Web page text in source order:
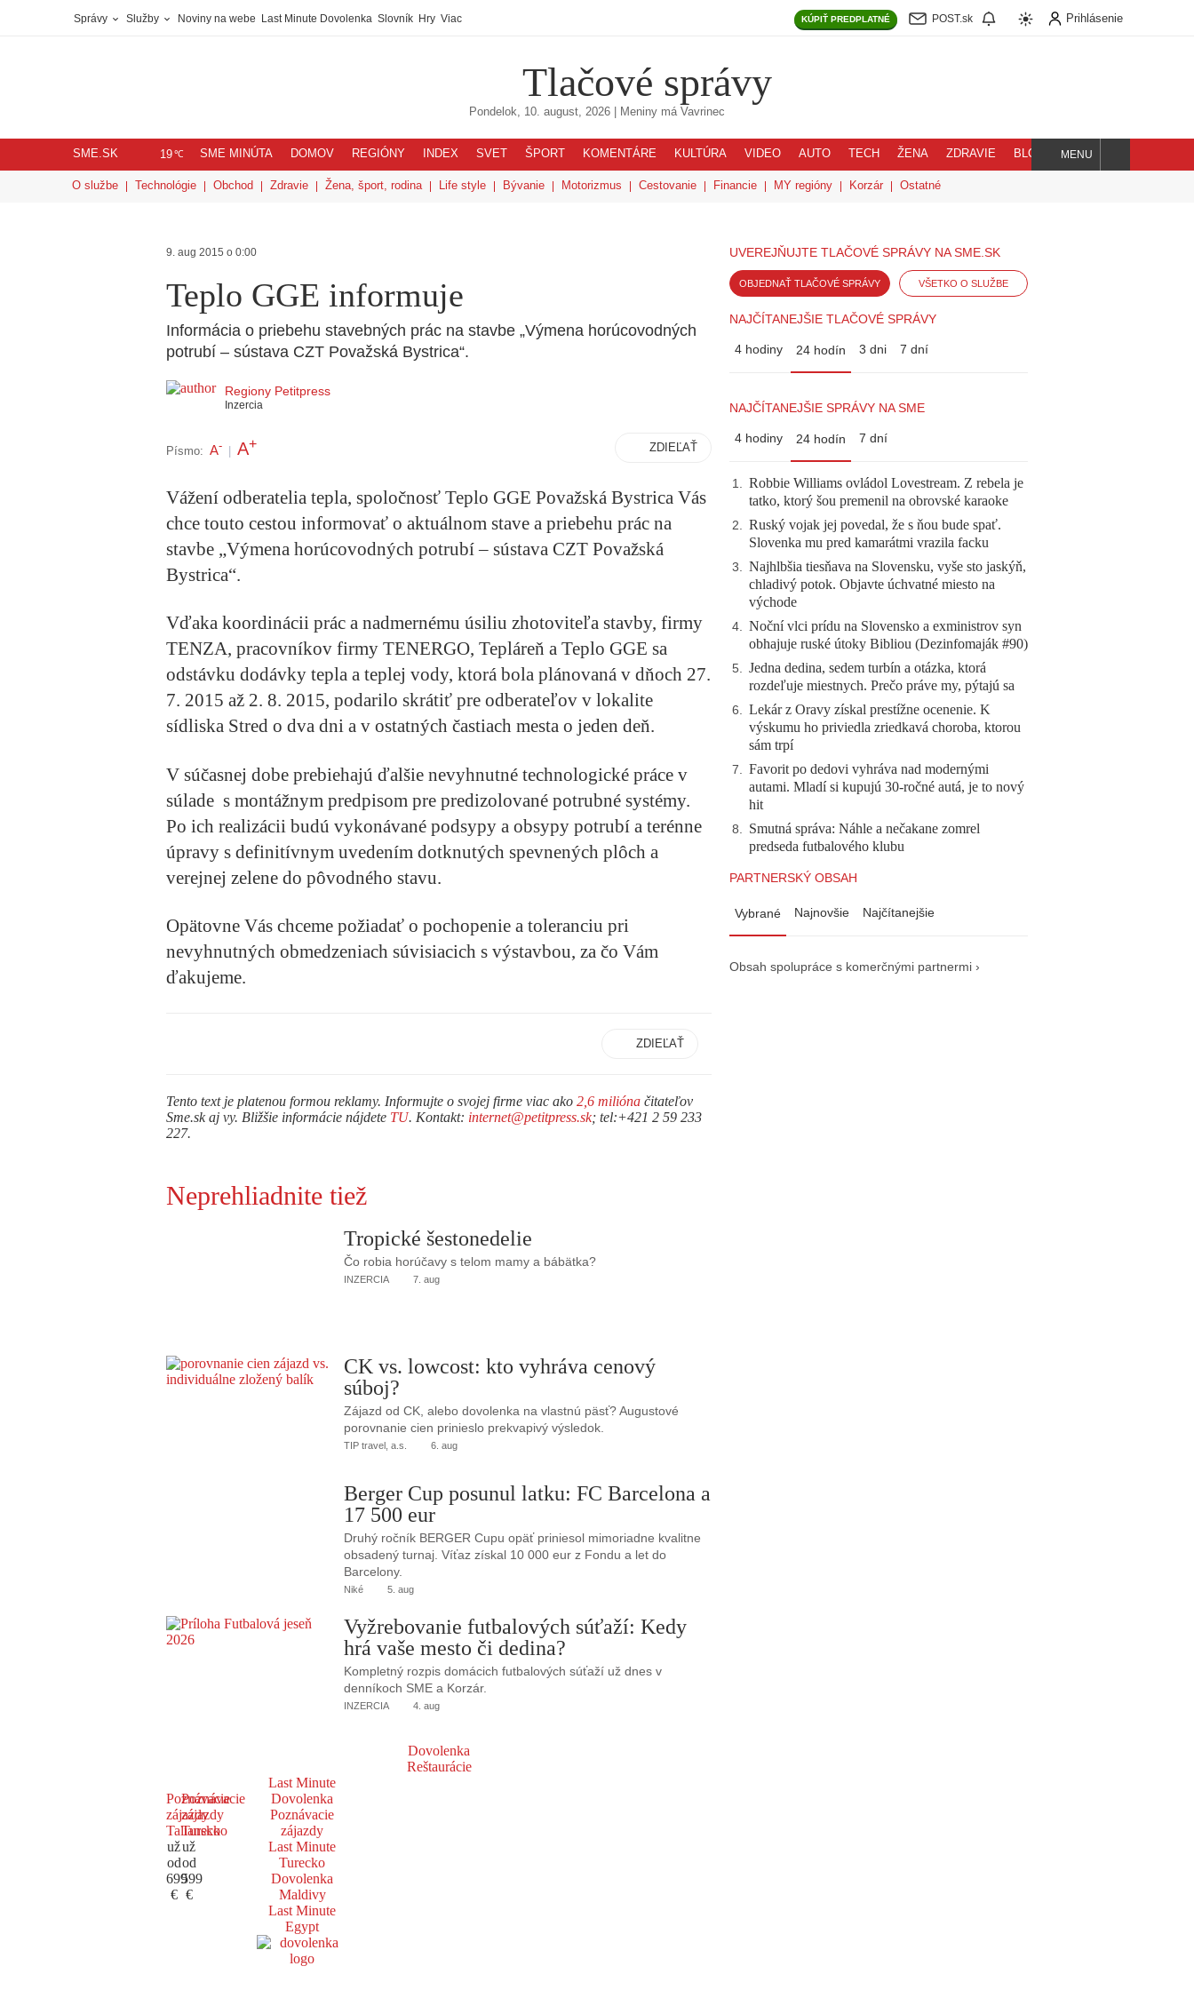
Správy Služby Noviny na webe Last Minute Dovolenka Slovník Hry Viac KÚPIŤ PREDPLATNÉ POST.sk Prihlásenie
Tlačové správy
Pondelok, 10. august, 2026 | Meniny má Vavrinec
SME.SK 19℃ SME MINÚTA DOMOV REGIÓNY INDEX SVET ŠPORT KOMENTÁRE KULTÚRA VIDEO AUTO TECH ŽENA ZDRAVIE BLOG
Hľadaj
MENU
O službe Technológie Obchod Zdravie Žena, šport, rodina Life style Bývanie Motorizmus Cestovanie Financie MY regióny Korzár Ostatné
9. aug 2015 o 0:00
Teplo GGE informuje
Informácia o priebehu stavebných prác na stavbe „Výmena horúcovodných
potrubí – sústava CZT Považská Bystrica“.
Regiony Petitpress
Inzercia
Písmo: A- A+ ZDIEĽAŤ
Vážení odberatelia tepla, spoločnosť Teplo GGE Považská Bystrica Vás
chce touto cestou informovať o aktuálnom stave a priebehu prác na
stavbe „Výmena horúcovodných potrubí – sústava CZT Považská
Bystrica“.
Vďaka koordinácii prác a nadmernému úsiliu zhotoviteľa stavby, firmy
TENZA, pracovníkov firmy TENERGO, Tepláreň a Teplo GGE sa
odstávku dodávky tepla a teplej vody, ktorá bola plánovaná v dňoch 27.
7. 2015 až 2. 8. 2015, podarilo skrátiť pre odberateľov v lokalite
sídliska Stred o dva dni a v ostatných častiach mesta o jeden deň.
V súčasnej dobe prebiehajú ďalšie nevyhnutné technologické práce v
súlade s montážnym predpisom pre predizolované potrubné systémy.
Po ich realizácii budú vykonávané podsypy a obsypy potrubí a terénne
úpravy s definitívnym uvedením dotknutých spevnených plôch a
verejnej zelene do pôvodného stavu.
Opätovne Vás chceme požiadať o pochopenie a toleranciu pri
nevyhnutných obmedzeniach súvisiacich s výstavbou, za čo Vám
ďakujeme.
ZDIEĽAŤ
Tento text je platenou formou reklamy. Informujte o svojej firme viac ako 2,6 milióna čitateľov
Sme.sk aj vy. Bližšie informácie nájdete TU. Kontakt: internet@petitpress.sk; tel:+421 2 59 233
227.
UVEREJŇUJTE TLAČOVÉ SPRÁVY NA SME.SK
OBJEDNAŤ TLAČOVÉ SPRÁVY VŠETKO O SLUŽBE
NAJČÍTANEJŠIE TLAČOVÉ SPRÁVY
4 hodiny 24 hodín 3 dni 7 dní
NAJČÍTANEJŠIE SPRÁVY NA SME
4 hodiny 24 hodín 7 dní
1. Robbie Williams ovládol Lovestream. Z rebela je
tatko, ktorý šou premenil na obrovské karaoke
2. Ruský vojak jej povedal, že s ňou bude spať.
Slovenka mu pred kamarátmi vrazila facku
3. Najhlbšia tiesňava na Slovensku, vyše sto jaskýň,
chladivý potok. Objavte úchvatné miesto na
východe
4. Noční vlci prídu na Slovensko a exministrov syn
obhajuje ruské útoky Bibliou (Dezinfomaják #90)
5. Jedna dedina, sedem turbín a otázka, ktorá
rozdeľuje miestnych. Prečo práve my, pýtajú sa
6. Lekár z Oravy získal prestížne ocenenie. K
výskumu ho priviedla zriedkavá choroba, ktorou
sám trpí
7. Favorit po dedovi vyhráva nad modernými
autami. Mladí si kupujú 30-ročné autá, je to nový
hit
8. Smutná správa: Náhle a nečakane zomrel
predseda futbalového klubu
PARTNERSKÝ OBSAH
Vybrané Najnovšie Najčítanejšie
Obsah spolupráce s komerčnými partnermi ›
Neprehliadnite tiež
Tropické šestonedelie
Čo robia horúčavy s telom mamy a bábätka?
INZERCIA 7. aug
CK vs. lowcost: kto vyhráva cenový
súboj?
Zájazd od CK, alebo dovolenka na vlastnú päsť? Augustové
porovnanie cien prinieslo prekvapivý výsledok.
TIP travel, a.s. 6. aug
Berger Cup posunul latku: FC Barcelona a
17 500 eur
Druhý ročník BERGER Cupu opäť priniesol mimoriadne kvalitne
obsadený turnaj. Víťaz získal 10 000 eur z Fondu a let do
Barcelony.
Niké 5. aug
Vyžrebovanie futbalových súťaží: Kedy
hrá vaše mesto či dedina?
Kompletný rozpis domácich futbalových súťaží už dnes v
denníkoch SME a Korzár.
INZERCIA 4. aug
Dovolenka
Reštaurácie
Poznávacie
zájazdy
Taliansko
už
od
699
€
Poznávacie
zájazdy
Turecko
už
od
599
€
Last Minute
Dovolenka
Poznávacie
zájazdy
Last Minute
Turecko
Dovolenka
Maldivy
Last Minute
Egypt